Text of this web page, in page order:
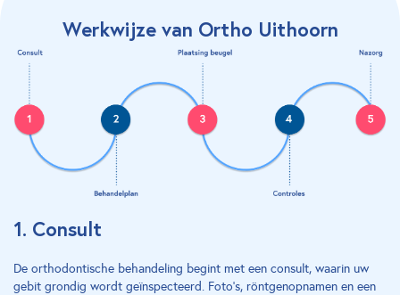
Werkwijze van Ortho Uithoorn
1. Consult
De orthodontische behandeling begint met een consult, waarin uw
gebit grondig wordt geïnspecteerd. Foto’s, röntgenopnamen en een